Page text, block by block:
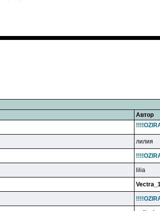
Автор
лилия
lilia